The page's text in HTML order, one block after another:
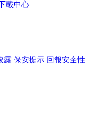
載中心
露 保安提示 回報安全性